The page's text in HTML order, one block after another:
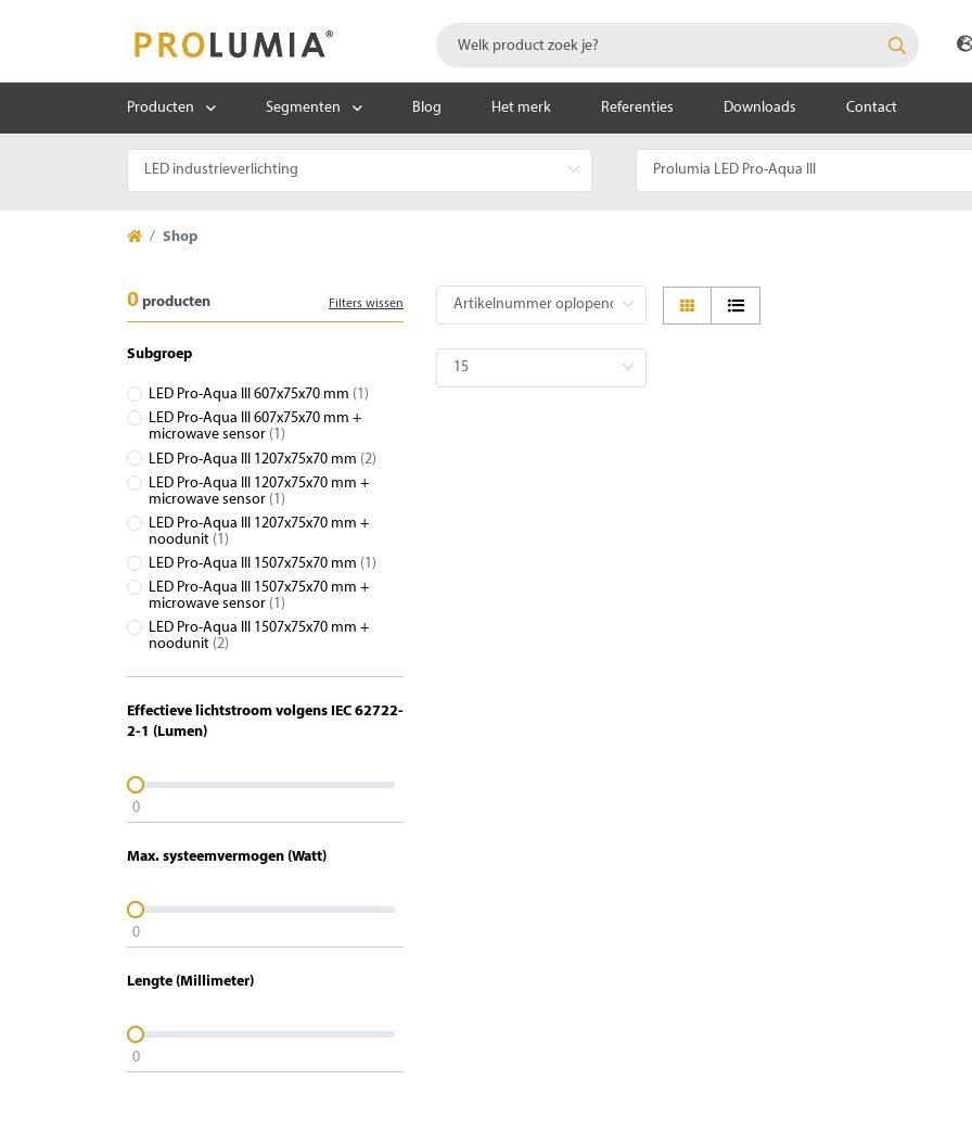
Producten Segmenten Blog Het merk Referenties Downloads Contact
Shop
0 producten Filters wissen
Subgroep
LED Pro-Aqua III 607x75x70 mm (1)
LED Pro-Aqua III 607x75x70 mm +
microwave sensor (1)
LED Pro-Aqua III 1207x75x70 mm (2)
LED Pro-Aqua III 1207x75x70 mm +
microwave sensor (1)
LED Pro-Aqua III 1207x75x70 mm +
noodunit (1)
LED Pro-Aqua III 1507x75x70 mm (1)
LED Pro-Aqua III 1507x75x70 mm +
microwave sensor (1)
LED Pro-Aqua III 1507x75x70 mm +
noodunit (2)
Effectieve lichtstroom volgens IEC 62722-
2-1 (Lumen)
0
Max. systeemvermogen (Watt)
0
Lengte (Millimeter)
0